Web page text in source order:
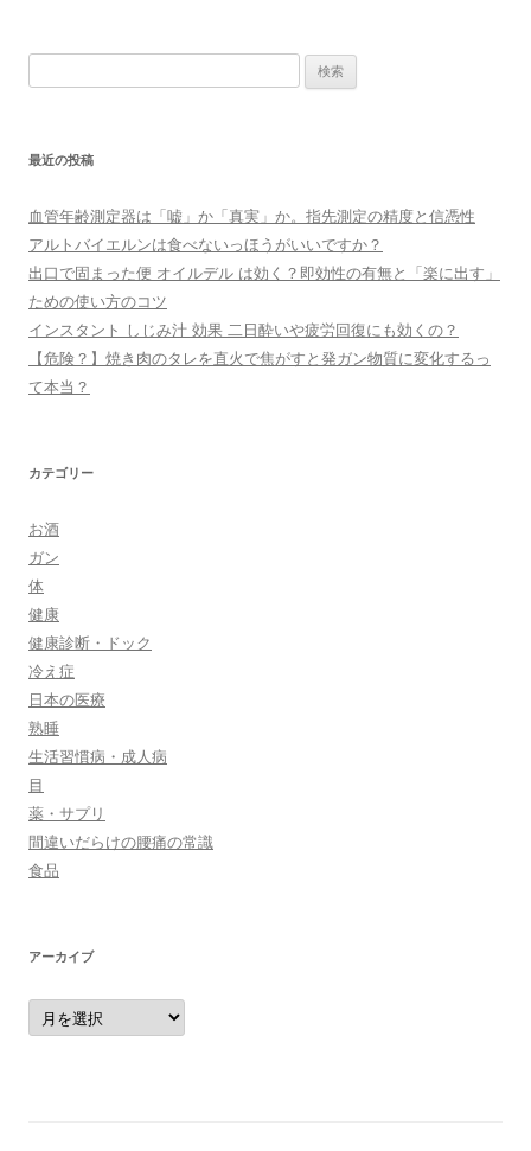
最近の投稿
血管年齢測定器は「嘘」か「真実」か。指先測定の精度と信憑性
アルトバイエルンは食べないっほうがいいですか？
出口で固まった便 オイルデル は効く？即効性の有無と「楽に出す」
ための使い方のコツ
インスタント しじみ汁 効果 二日酔いや疲労回復にも効くの？
【危険？】焼き肉のタレを直火で焦がすと発ガン物質に変化するっ
て本当？
カテゴリー
お酒
ガン
体
健康
健康診断・ドック
冷え症
日本の医療
熟睡
生活習慣病・成人病
目
薬・サプリ
間違いだらけの腰痛の常識
食品
アーカイブ
ア
ー
カ